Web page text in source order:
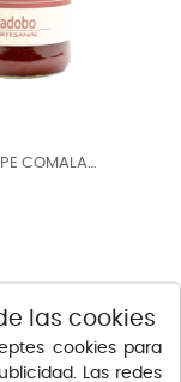
COMALA
las cookies
cookies para
Las redes